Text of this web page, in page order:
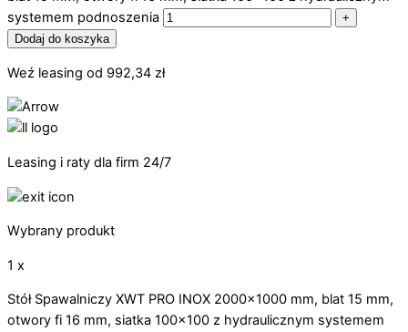
systemem podnoszenia
+
Dodaj do koszyka
Weź leasing od 992,34 zł
Leasing i raty dla firm 24/7
Wybrany produkt
1 x
Stół Spawalniczy XWT PRO INOX 2000x1000 mm, blat 15 mm,
otwory fi 16 mm, siatka 100x100 z hydraulicznym systemem